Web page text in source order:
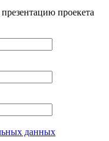
проекета
данных